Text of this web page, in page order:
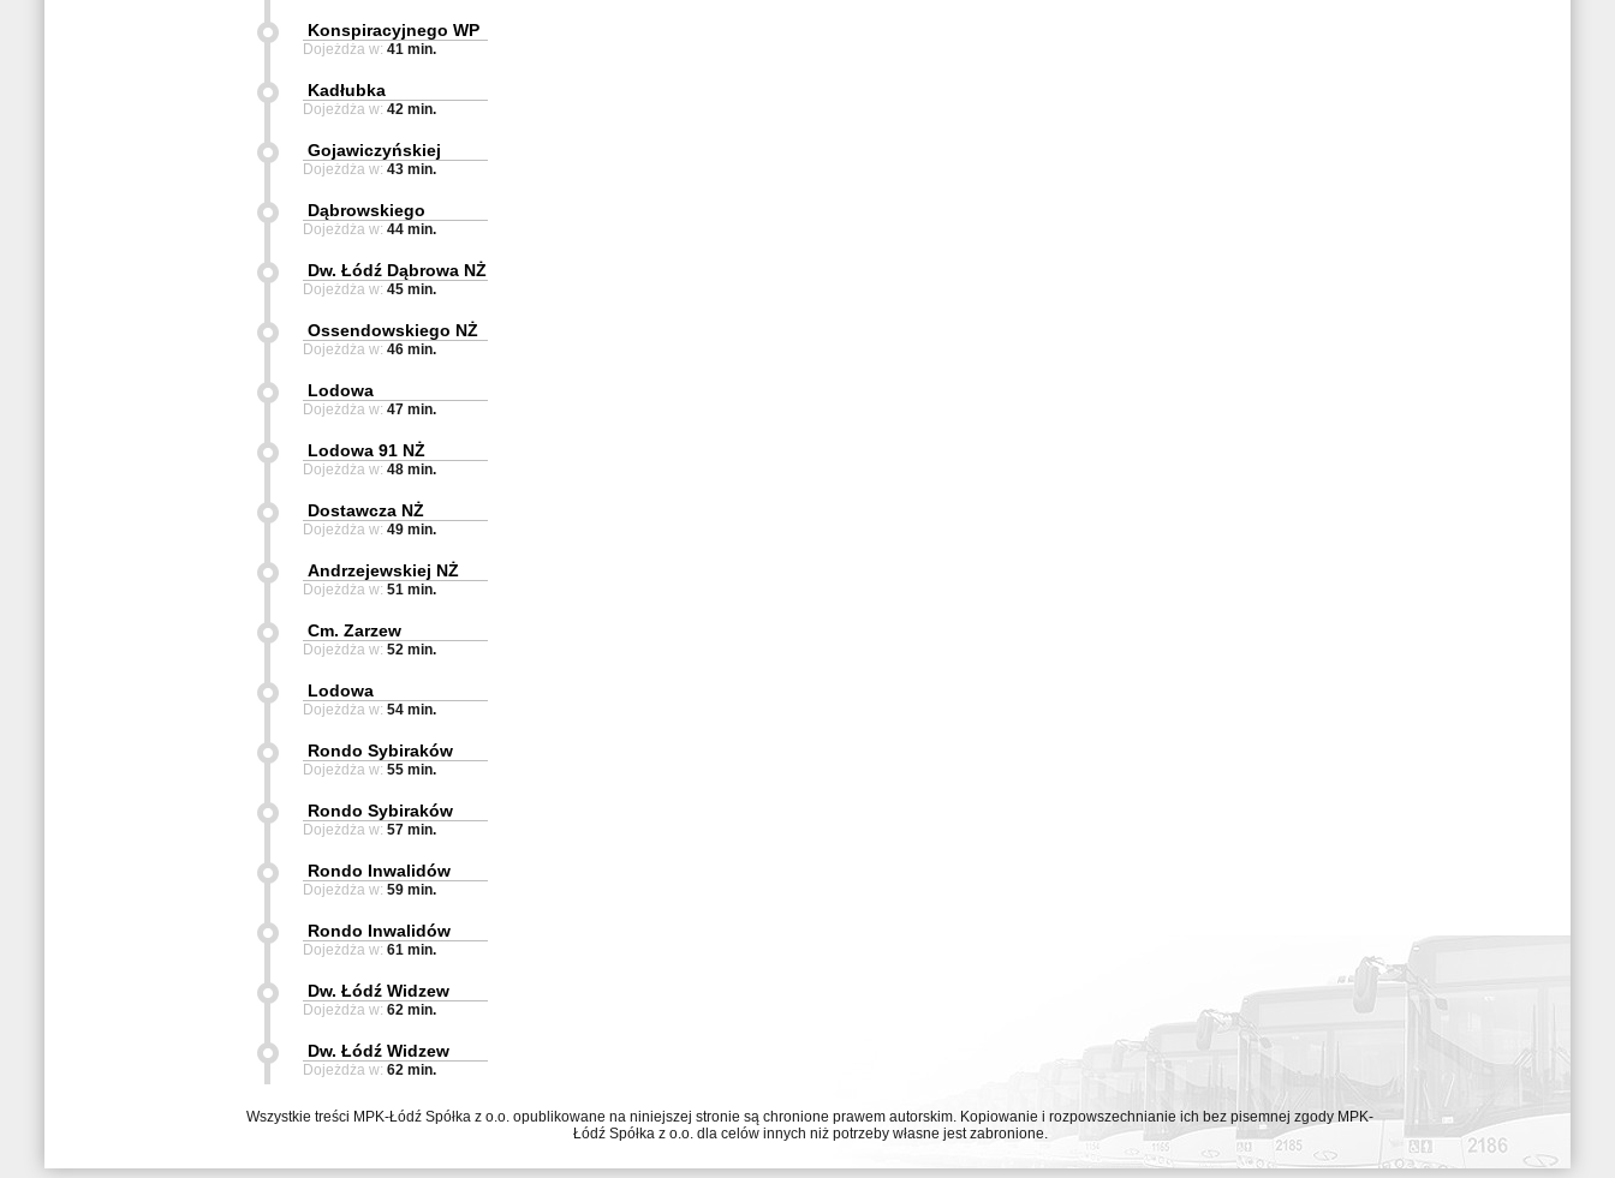
Konspiracyjnego WP
Dojeżdża w: 41 min.
Kadłubka
Dojeżdża w: 42 min.
Gojawiczyńskiej
Dojeżdża w: 43 min.
Dąbrowskiego
Dojeżdża w: 44 min.
Dw. Łódź Dąbrowa NŻ
Dojeżdża w: 45 min.
Ossendowskiego NŻ
Dojeżdża w: 46 min.
Lodowa
Dojeżdża w: 47 min.
Lodowa 91 NŻ
Dojeżdża w: 48 min.
Dostawcza NŻ
Dojeżdża w: 49 min.
Andrzejewskiej NŻ
Dojeżdża w: 51 min.
Cm. Zarzew
Dojeżdża w: 52 min.
Lodowa
Dojeżdża w: 54 min.
Rondo Sybiraków
Dojeżdża w: 55 min.
Rondo Sybiraków
Dojeżdża w: 57 min.
Rondo Inwalidów
Dojeżdża w: 59 min.
Rondo Inwalidów
Dojeżdża w: 61 min.
Dw. Łódź Widzew
Dojeżdża w: 62 min.
Dw. Łódź Widzew
Dojeżdża w: 62 min.
Wszystkie treści MPK-Łódź Spółka z o.o. opublikowane na niniejszej stronie są chronione prawem autorskim. Kopiowanie i rozpowszechnianie ich bez pisemnej zgody MPK-
Łódź Spółka z o.o. dla celów innych niż potrzeby własne jest zabronione.